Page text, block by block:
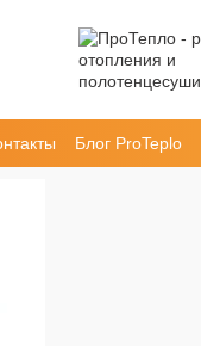
Блог ProTeplo